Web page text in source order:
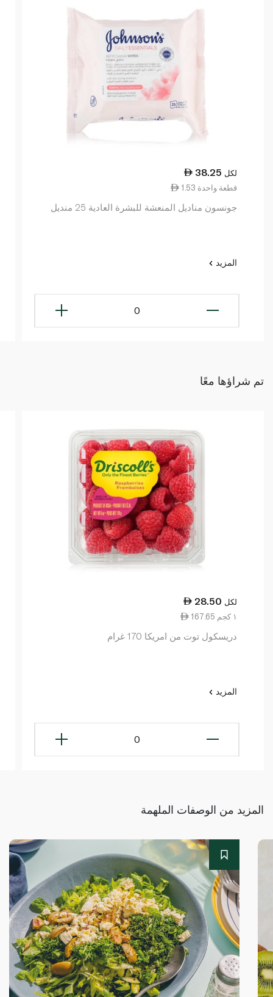
38.25 لكل
1.53 قطعة واحدة
جونسون مناديل المنعشة للبشرة العادية 25 منديل
المزيد
0
تم شراؤها معًا
28.50 لكل
167.65 ١ كجم
دريسكول توت من امريكا 170 غرام
المزيد
0
المزيد من الوصفات الملهمة